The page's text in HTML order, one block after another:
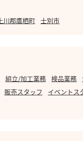
上川郡鷹栖町 士別市
組立/加工業務 検品業務
販売スタッフ イベントス